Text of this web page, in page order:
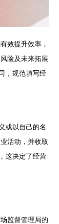
效提升效率，
险及未来拓展
，规范填写经
或以自己的名
活动，并收取
这决定了经营
监督管理局的